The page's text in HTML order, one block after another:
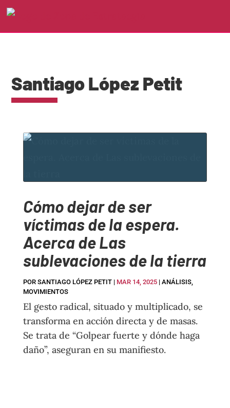
Santiago López Petit
Cómo dejar de ser
víctimas de la espera.
Acerca de Las
sublevaciones de la tierra
POR SANTIAGO LÓPEZ PETIT| MAR 14, 2025| ANÁLISIS,
MOVIMIENTOS
El gesto radical, situado y multiplicado, se
transforma en acción directa y de masas.
Se trata de “Golpear fuerte y dónde haga
daño”, aseguran en su manifiesto.